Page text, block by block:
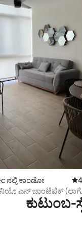
157 ವಿಮರ್ಶೆಗಳು
ನಲ್ಲಿ ಕಾಂಡೋ 5
ಎನ್ ಚಾಂಟೆಪೆಕ್